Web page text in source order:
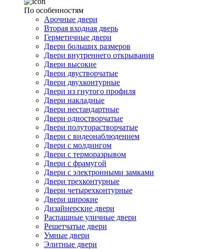
По особенностям
Арочные двери
Вторая входная дверь
Герметичные двери
Двери больших размеров
Двери внутреннего открывания
Двери высокие
Двери двустворчатые
Двери двухконтурные
Двери из гнутого профиля
Двери накладные
Двери нестандартные
Двери одностворчатые
Двери полуторастворчатые
Двери с видеонаблюдением
Двери с молдингом
Двери с терморазрывом
Двери с фрамугой
Двери с электронными замками
Двери трехконтурные
Двери четырехконтурные
Двери широкие
Дизайнерские двери
Распашные уличные двери
Решетчатые двери
Умные двери
Элитные двери